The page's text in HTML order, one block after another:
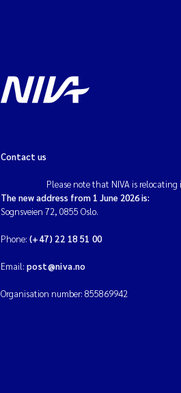
Contact us
Please note that NIVA is relocating
The new address from 1 June 2026 is:
Sognsveien 72, 0855 Oslo.
Phone: (+47) 22 18 51 00
Email: post@niva.no
Organisation number: 855869942